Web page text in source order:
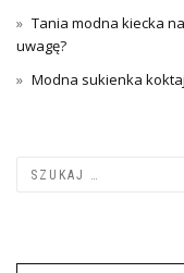
Tania modna kiecka
uwagę?
Modna sukienka